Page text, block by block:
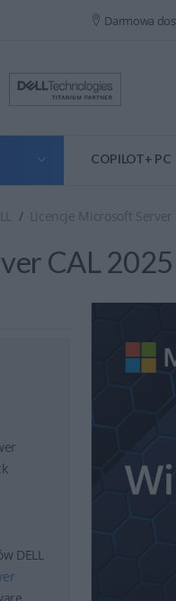
Darmowa
COPILOT+ PC
Licencje Microsoft Server
CAL
DELL